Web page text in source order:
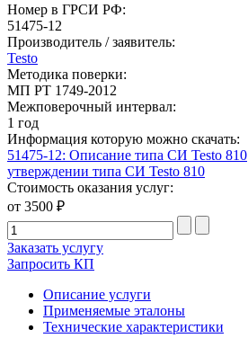
Номер в ГРСИ РФ:
51475-12
Производитель / заявитель:
Testo
Методика поверки:
МП РТ 1749-2012
Межповерочный интервал:
1 год
Информация которую можно скачать:
51475-12: Описание типа СИ Testo 810
утверждении типа СИ Testo 810
Стоимость оказания услуг:
от 3500 ₽
Заказать услугу
Запросить КП
Описание услуги
Применяемые эталоны
Технические характеристики